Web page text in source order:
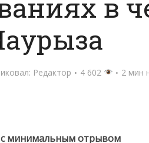
в
Редактор 4 602 2 мин
с минимальным отрывом